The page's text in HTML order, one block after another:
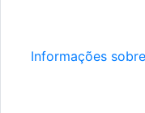
Informações